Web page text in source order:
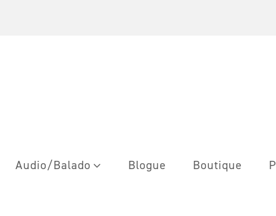
Audio/Balado Blogue Boutique